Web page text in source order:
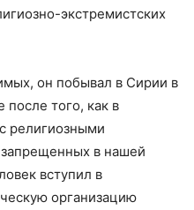
экстремистских
он побывал в Сирии в
после того, как в
религиозными
в нашей
вступил в
организацию